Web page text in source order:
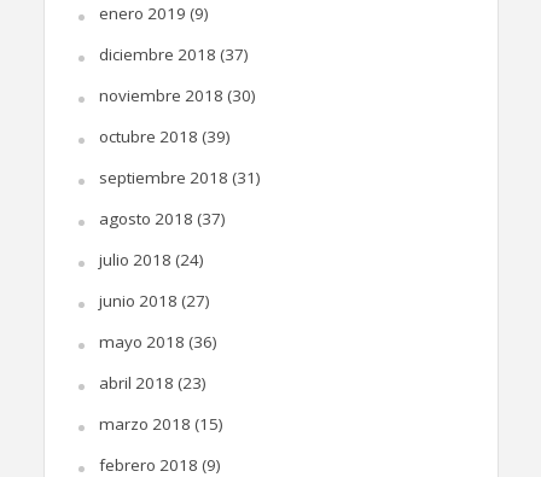
enero 2019 (9)
diciembre 2018 (37)
noviembre 2018 (30)
octubre 2018 (39)
septiembre 2018 (31)
agosto 2018 (37)
julio 2018 (24)
junio 2018 (27)
mayo 2018 (36)
abril 2018 (23)
marzo 2018 (15)
febrero 2018 (9)